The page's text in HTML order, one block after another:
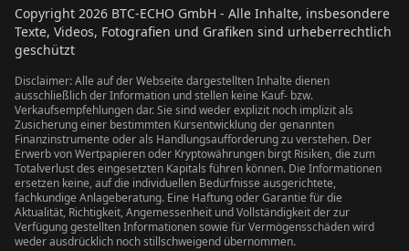
Copyright 2026 BTC-ECHO GmbH - Alle Inhalte, insbesondere
Texte, Videos, Fotografien und Grafiken sind urheberrechtlich
geschützt
Disclaimer: Alle auf der Webseite dargestellten Inhalte dienen
ausschließlich der Information und stellen keine Kauf- bzw.
Verkaufsempfehlungen dar. Sie sind weder explizit noch implizit als
Zusicherung einer bestimmten Kursentwicklung der genannten
Finanzinstrumente oder als Handlungsaufforderung zu verstehen. Der
Erwerb von Wertpapieren oder Kryptowährungen birgt Risiken, die zum
Totalverlust des eingesetzten Kapitals führen können. Die Informationen
ersetzen keine, auf die individuellen Bedürfnisse ausgerichtete,
fachkundige Anlageberatung. Eine Haftung oder Garantie für die
Aktualität, Richtigkeit, Angemessenheit und Vollständigkeit der zur
Verfügung gestellten Informationen sowie für Vermögensschäden wird
weder ausdrücklich noch stillschweigend übernommen.